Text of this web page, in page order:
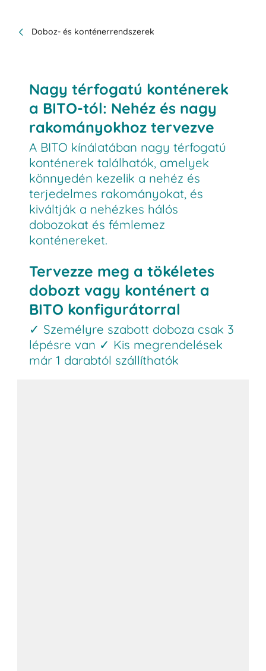
Doboz- és konténerrendszerek
Nagy térfogatú konténerek
a BITO-tól: Nehéz és nagy
rakományokhoz tervezve
A BITO kínálatában nagy térfogatú
konténerek találhatók, amelyek
könnyedén kezelik a nehéz és
terjedelmes rakományokat, és
kiváltják a nehézkes hálós
dobozokat és fémlemez
konténereket.
Tervezze meg a tökéletes
dobozt vagy konténert a
BITO konfigurátorral
✓ Személyre szabott doboza csak 3
lépésre van ✓ Kis megrendelések
már 1 darabtól szállíthatók